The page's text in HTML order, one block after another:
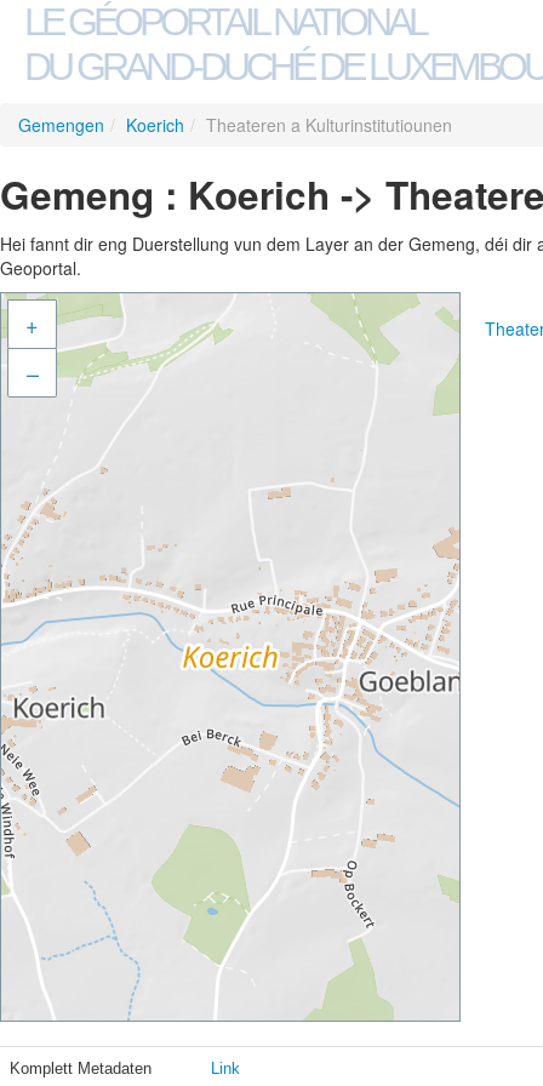
LE GÉOPORTAIL NATIONAL
DU GRAND-DUCHÉ DE
Gemengen / Koerich / Theateren a Kulturinstitutiounen
Gemeng : Koerich ->
Hei fannt dir eng Duerstellung vun dem Layer an der Gemeng, déi
Geoportal.
+
–
Komplett Metadaten Link